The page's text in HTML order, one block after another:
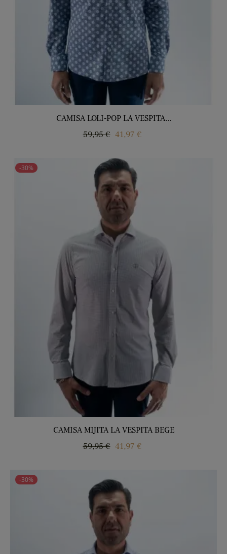
CAMISA LOLI-POP LA VESPITA...
Regular
59,95 € Price
41,97 €
-30%
CAMISA MIJITA LA VESPITA BEGE
Regular
59,95 € Price
41,97 €
-30%